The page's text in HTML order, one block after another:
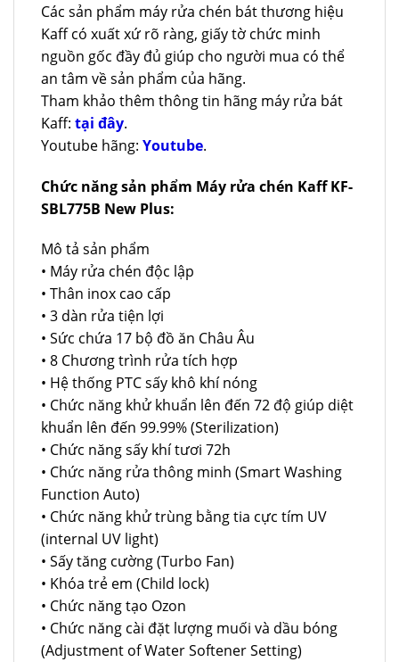
Các sản phẩm máy rửa chén bát thương hiệu
Kaff có xuất xứ rõ ràng, giấy tờ chức minh
nguồn gốc đầy đủ giúp cho người mua có thể
an tâm về sản phẩm của hãng.
Tham khảo thêm thông tin hãng máy rửa bát
Kaff: tại đây.
Youtube hãng: Youtube.
Chức năng sản phẩm Máy rửa chén Kaff KF-
SBL775B New Plus:
Mô tả sản phẩm
• Máy rửa chén độc lập
• Thân inox cao cấp
• 3 dàn rửa tiện lợi
• Sức chứa 17 bộ đồ ăn Châu Âu
• 8 Chương trình rửa tích hợp
• Hệ thống PTC sấy khô khí nóng
• Chức năng khử khuẩn lên đến 72 độ giúp diệt
khuẩn lên đến 99.99% (Sterilization)
• Chức năng sấy khí tươi 72h
• Chức năng rửa thông minh (Smart Washing
Function Auto)
• Chức năng khử trùng bằng tia cực tím UV
(internal UV light)
• Sấy tăng cường (Turbo Fan)
• Khóa trẻ em (Child lock)
• Chức năng tạo Ozon
• Chức năng cài đặt lượng muối và dầu bóng
(Adjustment of Water Softener Setting)